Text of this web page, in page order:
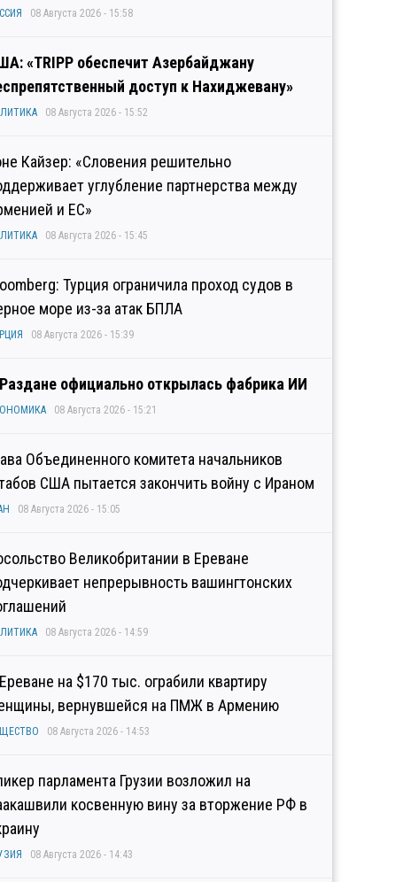
08 Августа 2026 - 15:58
«TRIPP обеспечит Азербайджану
доступ к Нахиджевану»
08 Августа 2026 - 15:52
Кайзер: «Словения решительно
углубление партнерства между
и ЕС»
08 Августа 2026 - 15:45
Турция ограничила проход судов в
море из-за атак БПЛА
08 Августа 2026 - 15:39
официально открылась фабрика ИИ
08 Августа 2026 - 15:21
Объединенного комитета начальников
США пытается закончить войну с Ираном
08 Августа 2026 - 15:05
Великобритании в Ереване
непрерывность вашингтонских
08 Августа 2026 - 14:59
на $170 тыс. ограбили квартиру
вернувшейся на ПМЖ в Армению
08 Августа 2026 - 14:53
парламента Грузии возложил на
косвенную вину за вторжение РФ в
08 Августа 2026 - 14:43